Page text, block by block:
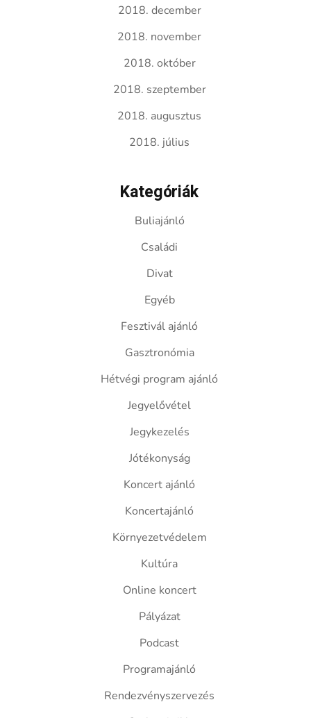
2018. december
2018. november
2018. október
2018. szeptember
2018. augusztus
2018. július
Kategóriák
Buliajánló
Családi
Divat
Egyéb
Fesztivál ajánló
Gasztronómia
Hétvégi program ajánló
Jegyelővétel
Jegykezelés
Jótékonyság
Koncert ajánló
Koncertajánló
Környezetvédelem
Kultúra
Online koncert
Pályázat
Podcast
Programajánló
Rendezvényszervezés